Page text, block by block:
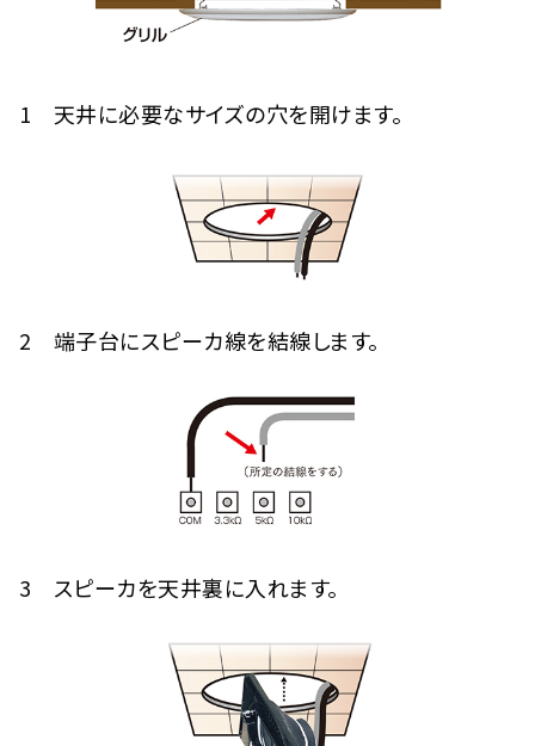
1 天井に必要なサイズの穴を開けます。
2 端子台にスピーカ線を結線します。
3 スピーカを天井裏に入れます。